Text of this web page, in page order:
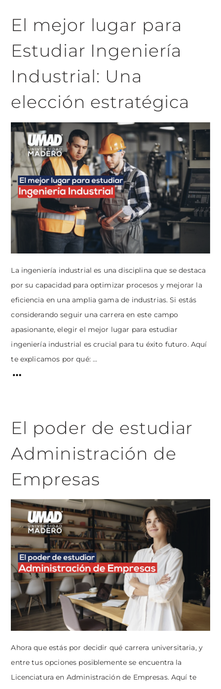
El mejor lugar para
Estudiar Ingeniería
Industrial: Una
elección estratégica
La ingeniería industrial es una disciplina que se destaca
por su capacidad para optimizar procesos y mejorar la
eficiencia en una amplia gama de industrias. Si estás
considerando seguir una carrera en este campo
apasionante, elegir el mejor lugar para estudiar
ingeniería industrial es crucial para tu éxito futuro. Aquí
te explicamos por qué: ...
El poder de estudiar
Administración de
Empresas
Ahora que estás por decidir qué carrera universitaria, y
entre tus opciones posiblemente se encuentra la
Licenciatura en Administración de Empresas. Aquí te